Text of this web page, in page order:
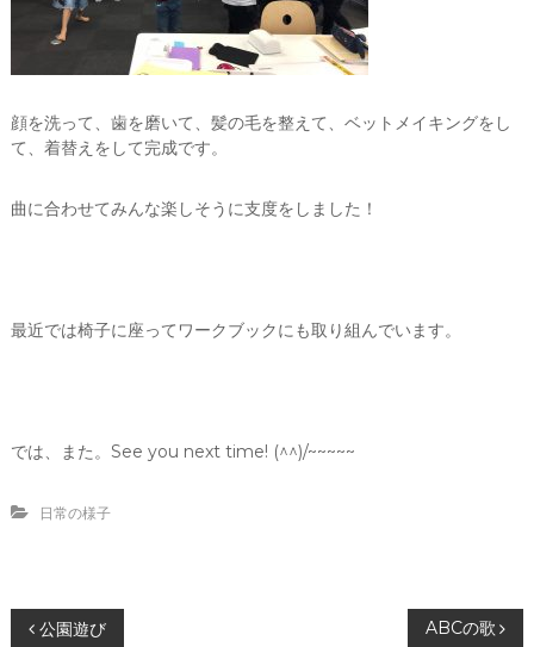
顔を洗って、歯を磨いて、髪の毛を整えて、ベットメイキングをし
て、着替えをして完成です。
曲に合わせてみんな楽しそうに支度をしました！
最近では椅子に座ってワークブックにも取り組んでいます。
では、また。See you next time! (^^)/~~~~~
日常の様子
投公園遊び ABCの歌